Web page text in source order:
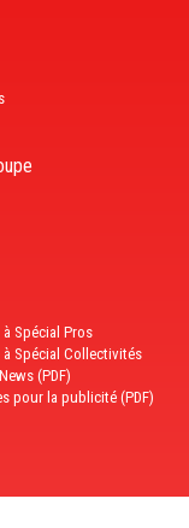
Spécial Pros
Spécial Collectivités
(PDF)
pour la publicité (PDF)